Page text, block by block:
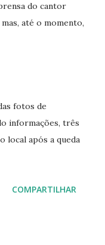
do cantor
até o momento,
fotos de
informações, três
local após a queda
COMPARTILHAR